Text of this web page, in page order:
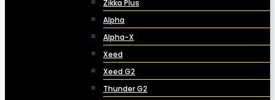
Zikka Plus
Alpha
Alpha-X
Xeed
Xeed G2
Thunder G2